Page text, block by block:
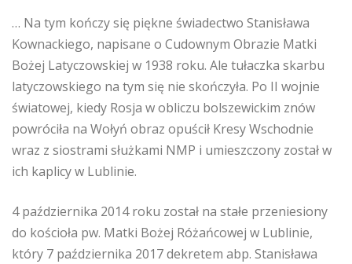
… Na tym kończy się piękne świadectwo Stanisława
Kownackiego, napisane o Cudownym Obrazie Matki
Bożej Latyczowskiej w 1938 roku. Ale tułaczka skarbu
latyczowskiego na tym się nie skończyła. Po II wojnie
światowej, kiedy Rosja w obliczu bolszewickim znów
powróciła na Wołyń obraz opuścił Kresy Wschodnie
wraz z siostrami służkami NMP i umieszczony został w
ich kaplicy w Lublinie.
4 października 2014 roku został na stałe przeniesiony
do kościoła pw. Matki Bożej Różańcowej w Lublinie,
który 7 października 2017 dekretem abp. Stanisława